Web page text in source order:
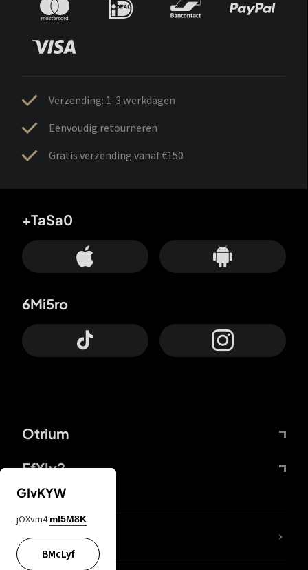
Verzending: 1-3 werkdagen
Eenvoudig retourneren
Gratis verzending vanaf €150
Otrium
FfYIy2
+TaSa0
6Mi5ro
KIjvtr
GIvKYW
jOXvm4 mI5M8K
BMcLyf